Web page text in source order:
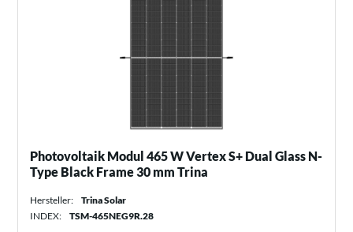
Photovoltaik Modul 465 W Vertex S+ Dual Glass N-
Type Black Frame 30 mm Trina
Hersteller:
Trina Solar
INDEX:
TSM-465NEG9R.28